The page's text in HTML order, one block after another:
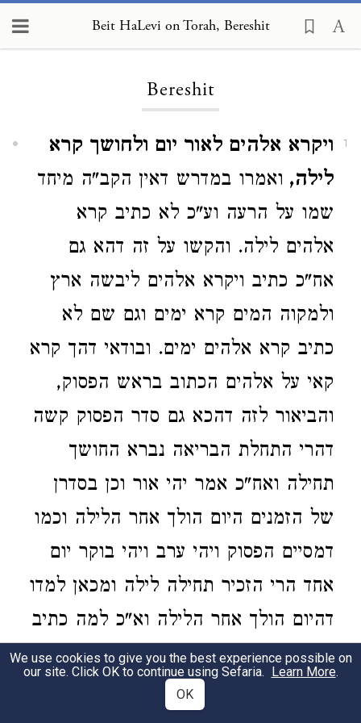
Beit HaLevi on Torah, Bereshit
Bereshit
1
ויקרא אלהים לאור יום ולחושך קרא
לילה, ואמרו במדרש דאין הקב"ה מיחד
שמו על הרעה וע"כ לא כתיב קרא
אלהים לילה. והקשו על זה דהא גם
אח"כ כתיב ויקרא אלהים ליבשה ארץ
ולמקוה המים קרא ימים וגם שם לא
כתיב קרא אלהים ימים. ובודאי דהך קרא
קאי על אלהים הכתוב בראש הפסוק,
והביאור לזה דהכא גם סדר הפסוק קשה
דהרי התחלת הבריאה נברא החושך
תחילה ואח"כ אמר יהי אור וכן בסדרן
של הזמנים היום הולך אחר הלילה וכמו
דמסיים הפסוק ויהי ערב ויהי בוקר יום
אחד הרי הזכיר תחילה לילה ומכאן למדו
דהיום הולך אחר הלילה וא"כ למה כתיב
ויקרא אלהים לאור יום ולחושך קרא
לילה אלא משום דלא רצה להזכיר שמו
We use cookies to give you the best experience possible on
our site. Click OK to continue using Sefaria. Learn More.
OK